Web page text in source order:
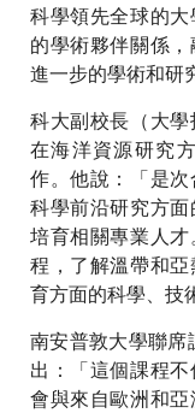
科學領先全球的
的學術夥伴關係
進一步的學術和研
科大副校長（大
在海洋資源研究
作。他說：「是
科學前沿研究方面
培育相關專業人
程，了解溫帶和
育方面的科學、技
南安普敦大學聯席
出：「這個課程
會與來自歐洲和